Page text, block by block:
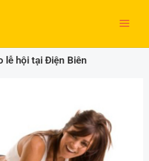
lễ hội tại Điện Biên